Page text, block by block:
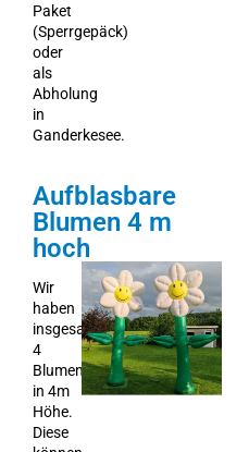
Paket
(Sperrgepäck)
oder
als
Abholung
in
Ganderkesee.
Aufblasbare
Blumen 4 m
hoch
Wir
haben
insgesamt
4
Blumen
in 4m
Höhe.
Diese